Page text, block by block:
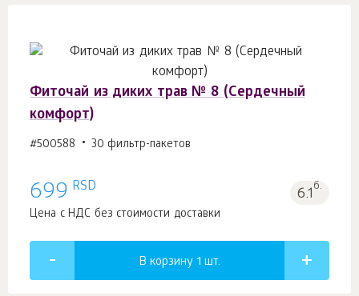
Фиточай из диких трав № 8 (Сердечный
комфорт)
#500588 30 фильтр-пакетов
699 RSD 6.1б.
Цена с НДС без стоимости доставки
В корзину 1 шт.